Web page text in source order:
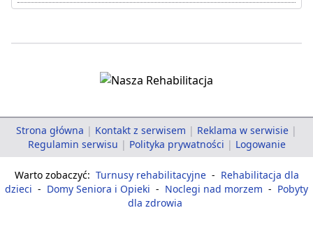
Strona główna | Kontakt z serwisem | Reklama w serwisie |
Regulamin serwisu | Polityka prywatności | Logowanie
Warto zobaczyć: Turnusy rehabilitacyjne - Rehabilitacja dla
dzieci - Domy Seniora i Opieki - Noclegi nad morzem - Pobyty
dla zdrowia